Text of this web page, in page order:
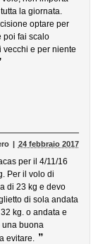
la giornata.
optare per
poi fai scalo
e per niente
24 febbraio 2017
per il 4/11/16
Per il volo di
di 23 kg e devo
di sola andata
kg. o andata e
una buona
evitare. ”